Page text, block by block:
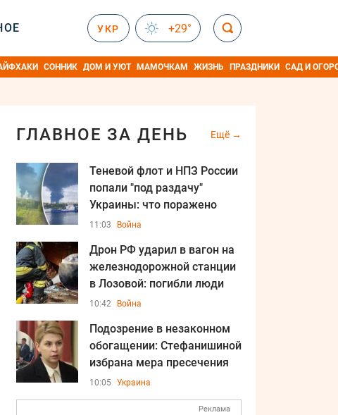
УКР +29°
СОННИК ДОМ И УЮТ МАМОЧКАМ ЖИЗНЬ ПРАЗДНИКИ САД И
ГЛАВНОЕ ЗА ДЕНЬ Ещё
Теневой флот и НПЗ России
попали "под раздачу"
Украины: что поражено
11:03 Война
Дрон РФ ударил в вагон на
железнодорожной станции
в Лозовой: погибли люди
10:42 Война
Подозрение в незаконном
обогащении: Стефанишиной
избрана мера пресечения
10:05 Украина
Реклама